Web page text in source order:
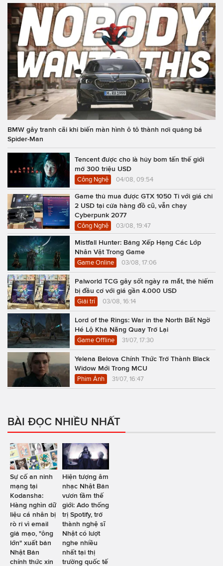
BMW gây tranh cãi khi biến màn hình ô tô thành nơi quảng bá
Spider-Man
Tencent được cho là hủy bom tấn thế giới
mở 300 triệu USD
Công Nghệ 04/08, 09:54
Game thủ mua được GTX 1050 Ti với giá chỉ
2 USD tại cửa hàng đồ cũ, vẫn chạy
Cyberpunk 2077
Công Nghệ 03/08, 19:47
Mistfall Hunter: Bảng Xếp Hạng Các Lớp
Nhân Vật Trong Game
Game Online 03/08, 17:06
Palworld TCG gây sốt ngày ra mắt, thẻ hiếm
bị đầu cơ với giá gần 4.000 USD
Giải trí 03/08, 16:14
Lord of the Rings: War in the North Bất Ngờ
Hé Lộ Khả Năng Quay Trở Lại
Game Offline 31/07, 17:30
Yelena Belova Chính Thức Trở Thành Black
Widow Mới Trong MCU
Phim Ảnh 31/07, 16:47
BÀI ĐỌC NHIỀU NHẤT
Sự cố an ninh
mạng tại
Kodansha:
Hàng nghìn dữ
liệu cá nhân bị
rò rỉ vì email
giả mạo, "ông
lớn" xuất bản
Nhật Bản
chính thức xin
Hiện tượng âm
nhạc Nhật Bản
vươn tầm thế
giới: Ado thống
trị Spotify, trở
thành nghệ sĩ
Nhật có lượt
nghe nhiều
nhất tại thị
trường quốc tế